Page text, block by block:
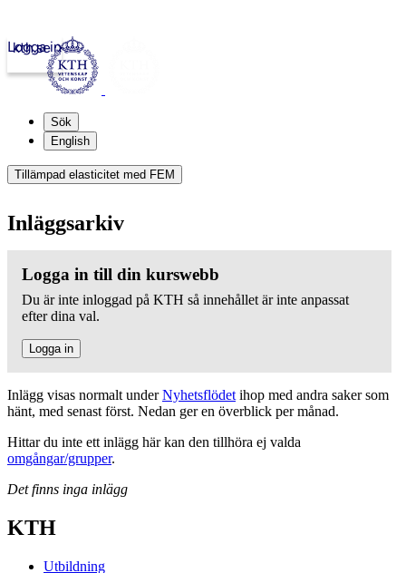
kth.se
Logga in
Sök
English
Tillämpad elasticitet med FEM
Inläggsarkiv
Logga in till din kurswebb
Du är inte inloggad på KTH så innehållet är inte anpassat
efter dina val.
Logga in
Inlägg visas normalt underNyhetsflödet ihop med andra saker som
hänt, med senast först. Nedan ger en överblick per månad.
Hittar du inte ett inlägg här kan den tillhöra ej valda
omgångar/grupper.
Det finns inga inlägg
KTH
Utbildning